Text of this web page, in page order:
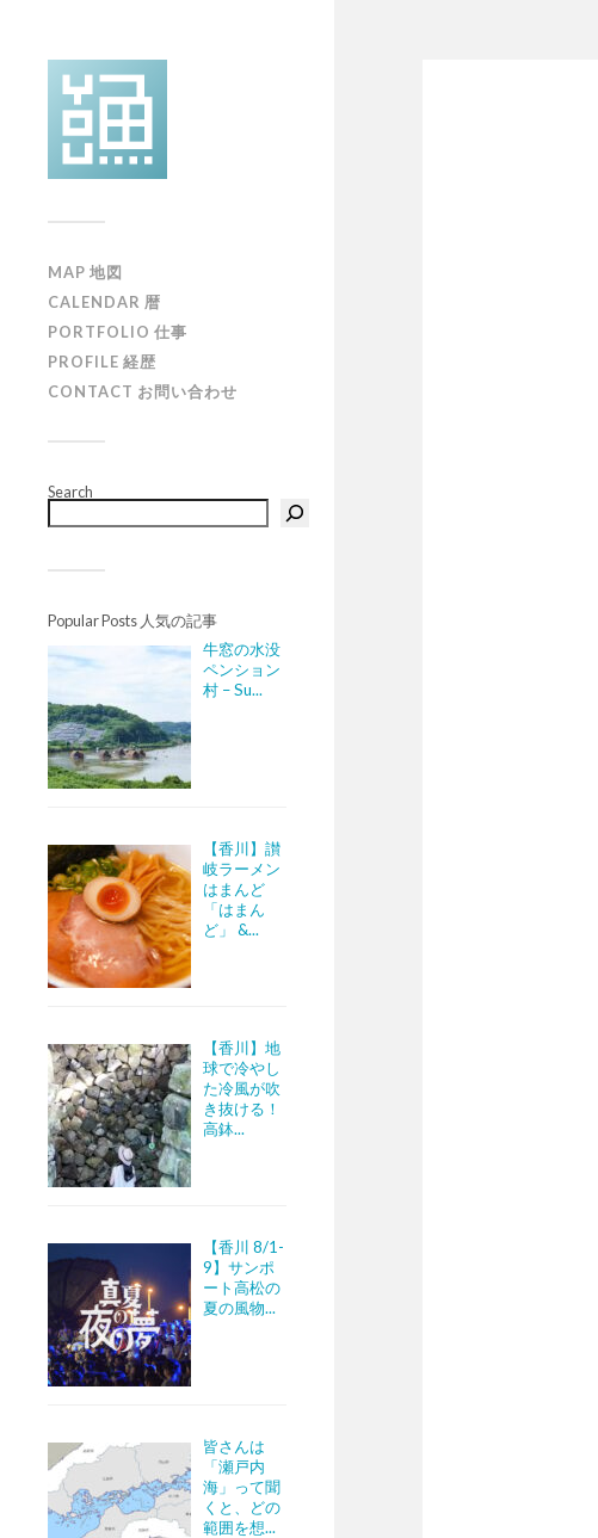
MAP 地図
CALENDAR 暦
PORTFOLIO 仕事
PROFILE 経歴
CONTACT お問い合わせ
Search
Popular Posts 人気の記事
牛窓の水没
ペンション
村 – Su...
【香川】讃
岐ラーメン
はまんど
「はまん
ど」 &...
【香川】地
球で冷やし
た冷風が吹
き抜ける！
高鉢...
【香川 8/1-
9】サンポ
ート高松の
夏の風物...
皆さんは
「瀬戸内
海」って聞
くと、どの
範囲を想...